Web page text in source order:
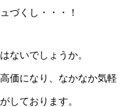
づくし・・・！
ないでしょうか。
価になり、なかなか気軽
しております。